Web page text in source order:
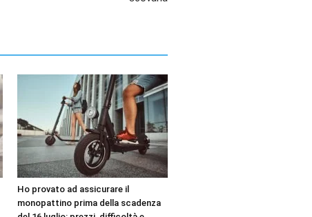
Ho provato ad assicurare il
monopattino prima della scadenza